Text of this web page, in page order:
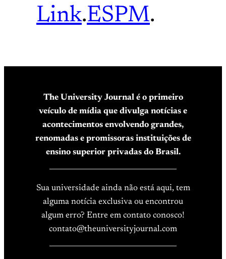
Link.ESPM.
The University Journal é o primeiro
veículo de mídia que divulga notícias e
acontecimentos envolvendo grandes,
renomadas e promissoras instituições de
ensino superior privadas do Brasil.
Sua universidade ainda não está aqui, tem
alguma notícia exclusiva ou encontrou
algum erro? Entre em contato conosco!
contato@theuniversityjournal.com